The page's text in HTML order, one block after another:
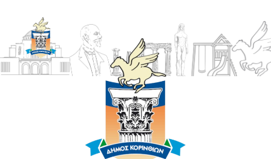
ΔΗΜΟΣ
ΚΟΡΙΝΘΙΩΝ